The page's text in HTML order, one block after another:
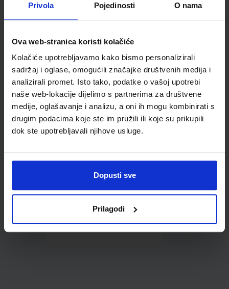
Privola Pojedinosti O nama
Ova web-stranica koristi kolačiće
Kolačiće upotrebljavamo kako bismo personalizirali
sadržaj i oglase, omogućili značajke društvenih medija i
analizirali promet. Isto tako, podatke o vašoj upotrebi
naše web-lokacije dijelimo s partnerima za društvene
medije, oglašavanje i analizu, a oni ih mogu kombinirati s
drugim podacima koje ste im pružili ili koje su prikupili
dok ste upotrebljavali njihove usluge.
Dopusti sve
Prilagodi
Omot PVC za školske
udžbenike; dimenzije
431x272; tip 160
0,85 €